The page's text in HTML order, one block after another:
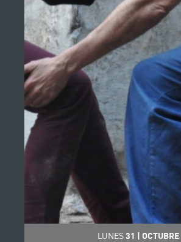
LUNES31 | OCTUBRE